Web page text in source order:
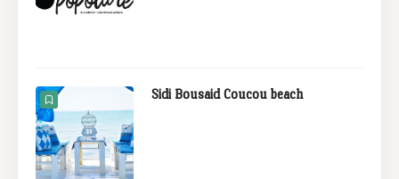
Sidi Bousaid Coucou beach